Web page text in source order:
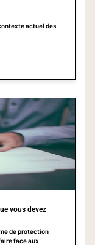
actuel des
vous devez
de protection
face aux